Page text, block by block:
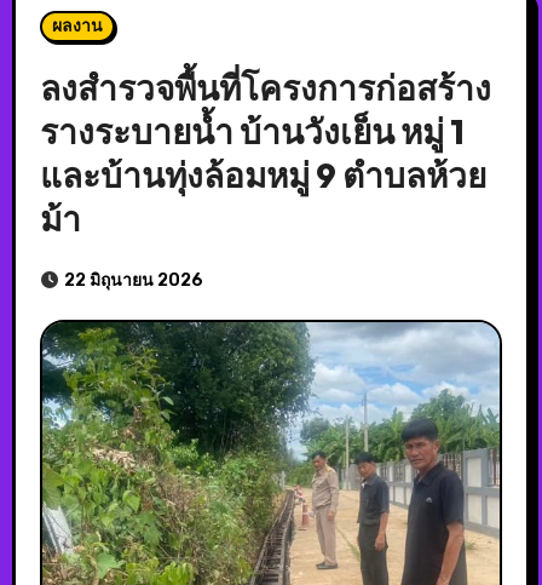
ผลงาน
ลงสำรวจพื้นที่โครงการก่อสร้าง
รางระบายน้ำ บ้านวังเย็น หมู่ 1
และบ้านทุ่งล้อมหมู่ 9 ตำบลห้วย
ม้า
22 มิถุนายน 2026